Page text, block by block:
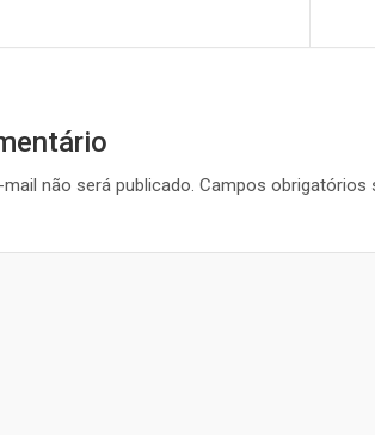
não será publicado. Campos obrigatórios